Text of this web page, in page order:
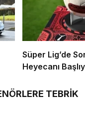
Süper Lig’de
Heyecanı
TEBRİK